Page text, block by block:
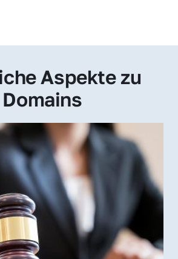
Aspekte zu
Domains